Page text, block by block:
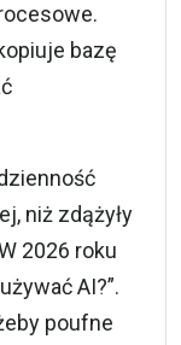
bazę
niż zdążyły
2026 roku
AI?”.
poufne